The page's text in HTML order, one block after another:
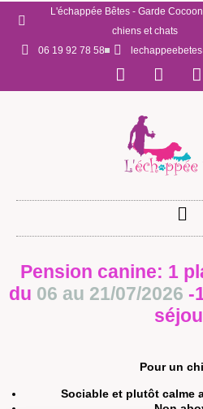
L'échappée Bêtes - Garde
chiens et chats
06 19 92 78 58
Pension canine: 1
du 06 au 21/07/2026 -
Pour un
Sociable et plutôt calme